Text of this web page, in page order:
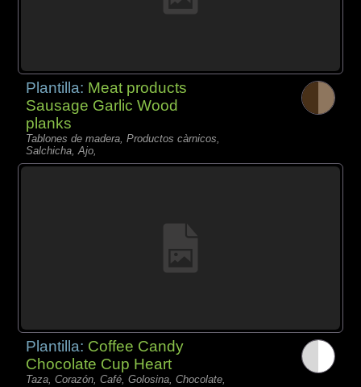
Plantilla: Meat products
Sausage Garlic Wood
planks
Tablones de madera, Productos càrnicos,
Salchicha, Ajo,
Plantilla: Coffee Candy
Chocolate Cup Heart
Taza, Corazón, Café, Golosina, Chocolate,